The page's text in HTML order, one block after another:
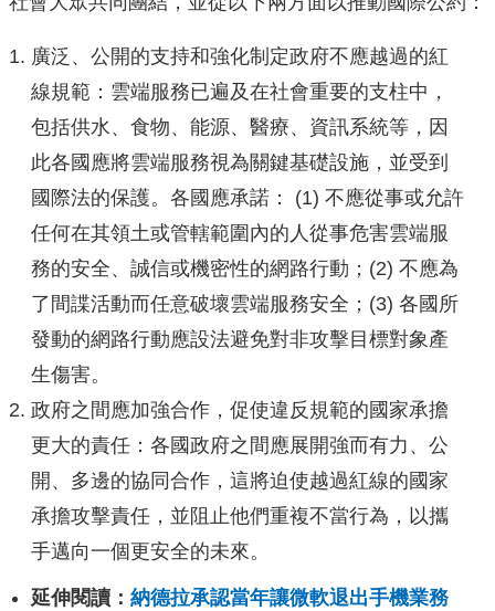
廣泛、公開的支持和強化制定政府不應越過的紅
線規範：雲端服務已遍及在社會重要的支柱中，
包括供水、食物、能源、醫療、資訊系統等，因
此各國應將雲端服務視為關鍵基礎設施，並受到
國際法的保護。各國應承諾： (1) 不應從事或允許
任何在其領土或管轄範圍內的人從事危害雲端服
務的安全、誠信或機密性的網路行動；(2) 不應為
了間諜活動而任意破壞雲端服務安全；(3) 各國所
發動的網路行動應設法避免對非攻擊目標對象產
生傷害。
政府之間應加強合作，促使違反規範的國家承擔
更大的責任：各國政府之間應展開強而有力、公
開、多邊的協同合作，這將迫使越過紅線的國家
承擔攻擊責任，並阻止他們重複不當行為，以攜
手邁向一個更安全的未來。
延伸閱讀： 納德拉承認當年讓微軟退出手機業務